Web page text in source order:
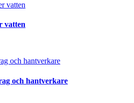
vatten
och hantverkare